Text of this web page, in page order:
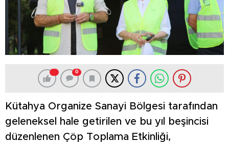
0
Kütahya Organize Sanayi Bölgesi tarafından
geleneksel hale getirilen ve bu yıl beşincisi
düzenlenen Çöp Toplama Etkinliği,